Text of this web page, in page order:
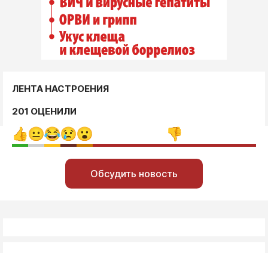
ЛЕНТА НАСТРОЕНИЯ
201 ОЦЕНИЛИ
Обсудить новость